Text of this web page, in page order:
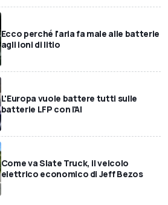
Ecco perché l'aria fa male alle batterie
agli ioni di litio
L'Europa vuole battere tutti sulle
batterie LFP con l'AI
Come va Slate Truck, il veicolo
elettrico economico di Jeff Bezos